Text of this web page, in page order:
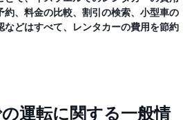
約、料金の比較、割引の検索、小型車の
などはすべて、レンタカーの費用を節約
運転に関する一般情